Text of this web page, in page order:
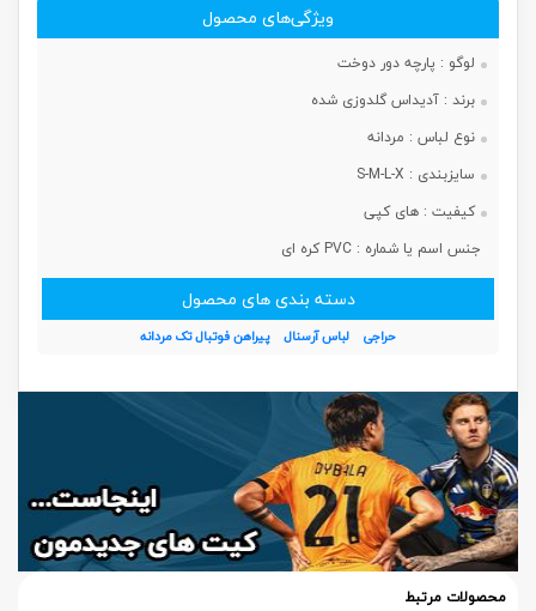
ویژگی‌های محصول
لوگو : پارچه دور دوخت
برند : آدیداس گلدوزی شده
نوع لباس : مردانه
سایزبندی : S-M-L-X
کیفیت : های کپی
جنس اسم یا شماره : PVC کره ای
دسته بندی های محصول
حراجی لباس آرسنال پیراهن فوتبال تک مردانه
محصولات مرتبط